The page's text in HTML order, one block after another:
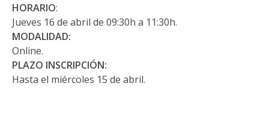
HORARIO:
Jueves 16 de abril de 09:30h a 11:30h.
MODALIDAD:
Online.
PLAZO INSCRIPCIÓN:
Hasta el miércoles 15 de abril.